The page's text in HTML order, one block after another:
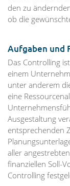
den zu
ob die
Aufgaben und
Das Controlling
einem
unter anderem
eine
Ausgestaltung
entsprechenden
aller
finanziellen Soll-
Controlling